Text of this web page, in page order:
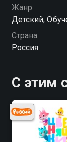
Жанр
Детский,
Страна
Россия
С этим